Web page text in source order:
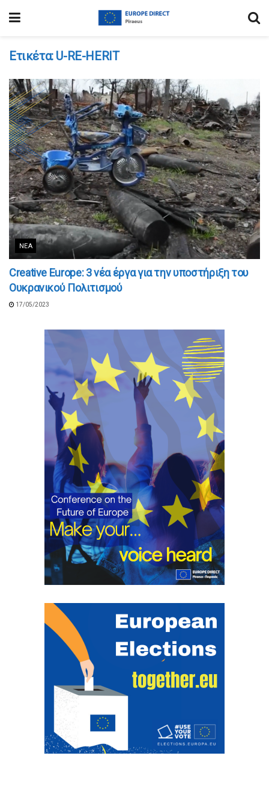
Ετικέτα: U-RE-HERIT
ΝΈΑ
Creative Europe: 3 νέα έργα για την υποστήριξη του
Ουκρανικού Πολιτισμού
17/05/2023